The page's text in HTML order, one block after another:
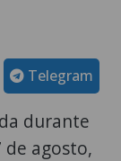
Telegram
durante
de agosto,